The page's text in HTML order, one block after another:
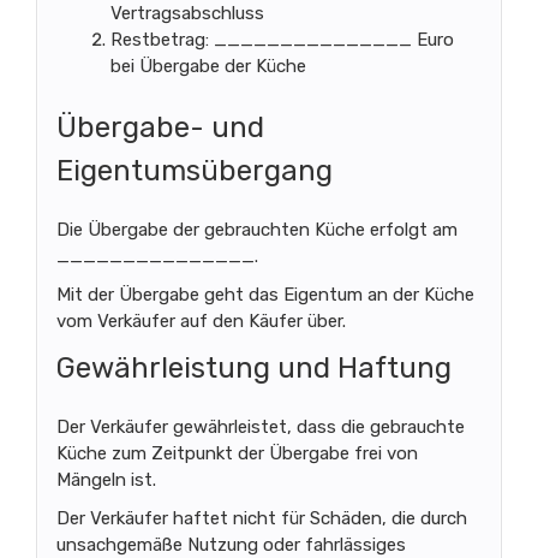
Vertragsabschluss
Restbetrag: _______________ Euro
bei Übergabe der Küche
Übergabe- und
Eigentumsübergang
Die Übergabe der gebrauchten Küche erfolgt am
_______________.
Mit der Übergabe geht das Eigentum an der Küche
vom Verkäufer auf den Käufer über.
Gewährleistung und Haftung
Der Verkäufer gewährleistet, dass die gebrauchte
Küche zum Zeitpunkt der Übergabe frei von
Mängeln ist.
Der Verkäufer haftet nicht für Schäden, die durch
unsachgemäße Nutzung oder fahrlässiges